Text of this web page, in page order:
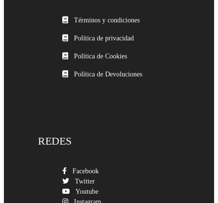
Términos y condiciones
Política de privacidad
Política de Cookies
Política de Devoluciones
REDES
Facebook
Twitter
Youtube